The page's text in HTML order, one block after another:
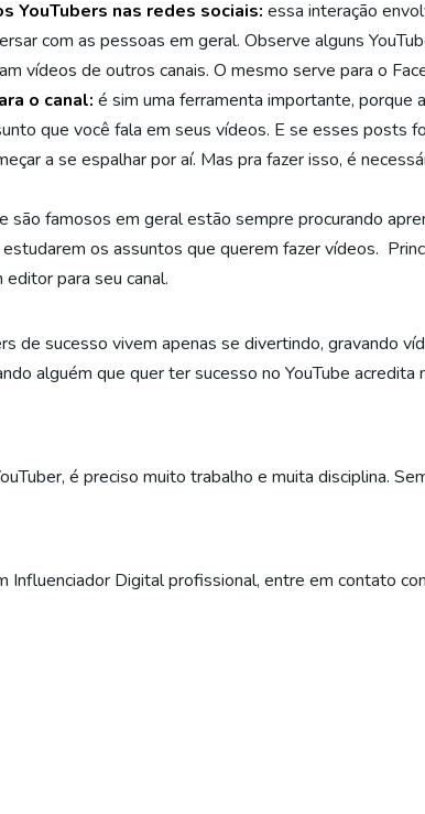
YouTubers nas redes sociais: essa interação
com as pessoas em geral. Observe alguns
vídeos de outros canais. O mesmo serve para o
o canal: é sim uma ferramenta importante, porque
que você fala em seus vídeos. E se esses posts
a se espalhar por aí. Mas pra fazer isso, é
são famosos em geral estão sempre procurando
os assuntos que querem fazer vídeos.
para seu canal.
de sucesso vivem apenas se divertindo, gravando
alguém que quer ter sucesso no YouTube acredita
é preciso muito trabalho e muita disciplina.
Influenciador Digital profissional, entre em contato